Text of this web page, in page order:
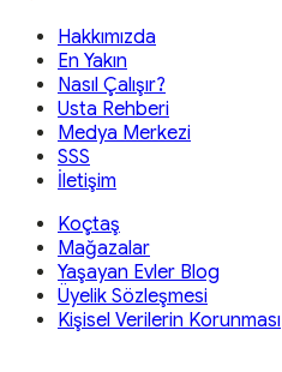
Hakkımızda
En Yakın
Nasıl Çalışır?
Usta Rehberi
Medya Merkezi
SSS
İletişim
Koçtaş
Mağazalar
Yaşayan Evler Blog
Üyelik Sözleşmesi
Kişisel Verilerin Korunması